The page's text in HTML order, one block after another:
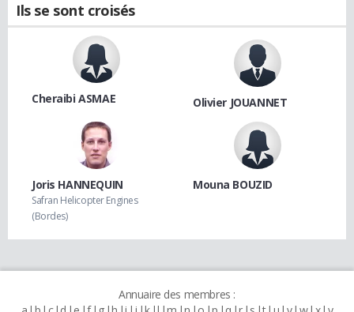
Ils se sont croisés
Cheraibi ASMAE Olivier JOUANNET
Joris HANNEQUIN
Safran Helicopter Engines
(Bordes)
Mouna BOUZID
Annuaire des membres :